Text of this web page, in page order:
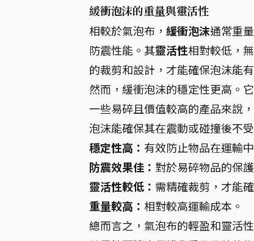
緩衝泡沫的重量與靈活性
相較於氣泡布， 緩衝泡沫通常重
防震性能。其靈活性相對較低，
的裁剪和設計，才能確保泡沫能
然而，緩衝泡沫的穩定性更高。
一些易碎且價值較高的產品來說
泡沫能確保其在震動或碰撞後不
穩定性高： 有效防止物品在運輸
防震效果佳： 對於易碎物品的保
靈活性較低： 需精確裁剪，才能
重量較高： 相對較高運輸成本。
總而言之，氣泡布的輕盈和靈活